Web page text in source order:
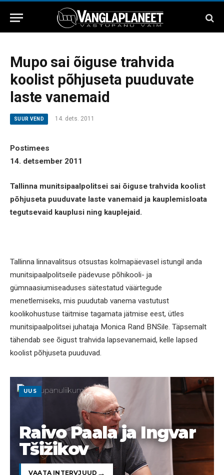
Mupo sai õiguse trahvida
koolist põhjuseta puuduvate
laste vanemaid
SUUR VEND 14. dets. 2011
Postimees
14. detsember 2011
Tallinna munitsipaalpolitsei sai õiguse trahvida koolist
põhjuseta puuduvate laste vanemaid ja kauplemisloata
tegutsevaid kauplusi ning kauplejaid.
Tallinna linnavalitsus otsustas kolmapäevasel istungil anda
munitsipaalpolitseile pädevuse põhikooli- ja
gümnaasiumiseaduses sätestatud väärtegude
menetlemiseks, mis puudutab vanema vastutust
koolikohustuse täitmise tagamata jätmise eest, ütles
munitsipaalpolitsei juhataja Monica Rand BNSile. Täpsemalt
tähendab see õigust trahvida lapsevanemaid, kelle lapsed
koolist põhjuseta puuduvad.
UUS
Raivo Paala ja Ingvar
Tšižikov
VAATA INTERVJUUD